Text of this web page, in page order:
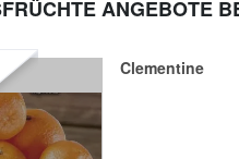
ANGEBOTE
Clementine